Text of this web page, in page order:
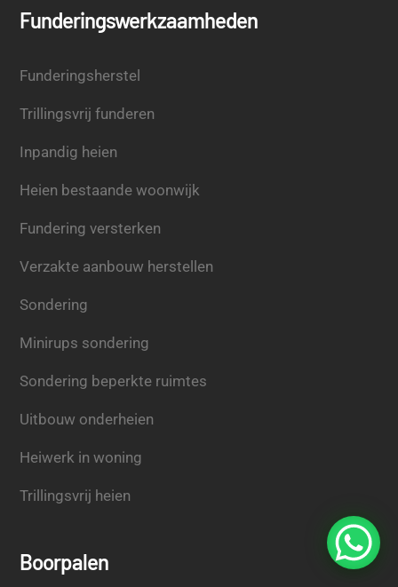
Funderingswerkzaamheden
Funderingsherstel
Trillingsvrij funderen
Inpandig heien
Heien bestaande woonwijk
Fundering versterken
Verzakte aanbouw herstellen
Sondering
Minirups sondering
Sondering beperkte ruimtes
Uitbouw onderheien
Heiwerk in woning
Trillingsvrij heien
Boorpalen